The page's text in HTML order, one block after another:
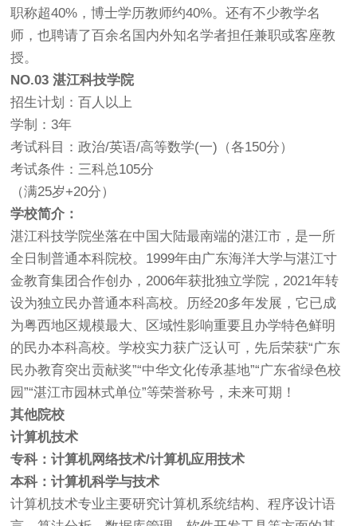
职称超40%，博士学历教师约40%。还有不少教学名
师，也聘请了百余名国内外知名学者担任兼职或客座教
授。
NO.03 湛江科技学院
招生计划：百人以上
学制：3年
考试科目：政治/英语/高等数学(一)（各150分）
考试条件：三科总105分
（满25岁+20分）
学校简介：
湛江科技学院坐落在中国大陆最南端的湛江市，是一所
全日制普通本科院校。1999年由广东海洋大学与湛江寸
金教育集团合作创办，2006年获批独立学院，2021年转
设为独立民办普通本科高校。历经20多年发展，它已成
为粤西地区规模最大、区域性影响重要且办学特色鲜明
的民办本科高校。学校实力获广泛认可，先后荣获“广东
民办教育突出贡献奖”“中华文化传承基地”“广东省绿色校
园”“湛江市园林式单位”等荣誉称号，未来可期！
其他院校
计算机技术
专科：计算机网络技术/计算机应用技术
本科：计算机科学与技术
计算机技术专业主要研究计算机系统结构、程序设计语